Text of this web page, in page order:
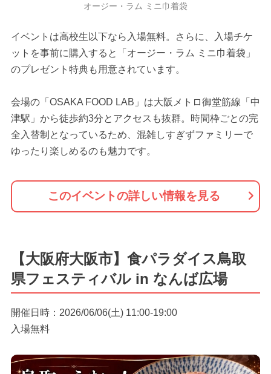
オージー・ラム ミニ巾着袋
イベントは高校生以下なら入場無料。さらに、入場チケ
ットを事前に購入すると「オージー・ラム ミニ巾着袋」
のプレゼント特典も用意されています。
会場の「OSAKA FOOD LAB」は大阪メトロ御堂筋線「中
津駅」から徒歩約3分とアクセスも抜群。時間枠ごとの完
全入替制となっているため、混雑しすぎずファミリーで
ゆったり楽しめるのも魅力です。
このイベントの詳しい情報を見る
【大阪府大阪市】食パラダイス鳥取
県フェスティバル in なんば広場
開催日時：2026/06/06(土) 11:00-19:00
入場無料